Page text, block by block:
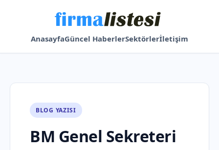
AnasayfaGüncel HaberlerSektörlerİletişim
BLOG YAZISI
BM Genel Sekreteri